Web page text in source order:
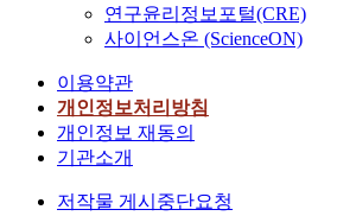
연구윤리정보포털(CRE)
사이언스온 (ScienceON)
이용약관
개인정보처리방침
개인정보 재동의
기관소개
저작물 게시중단요청